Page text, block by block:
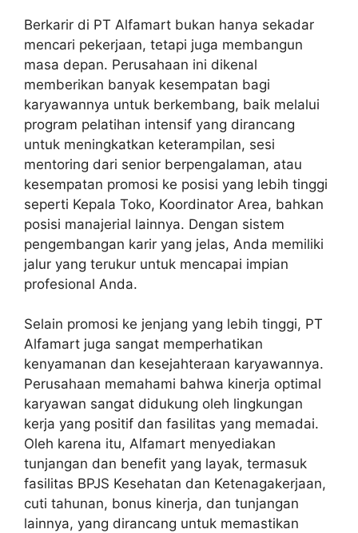
Berkarir di PT Alfamart bukan hanya sekadar
mencari pekerjaan, tetapi juga membangun
masa depan. Perusahaan ini dikenal
memberikan banyak kesempatan bagi
karyawannya untuk berkembang, baik melalui
program pelatihan intensif yang dirancang
untuk meningkatkan keterampilan, sesi
mentoring dari senior berpengalaman, atau
kesempatan promosi ke posisi yang lebih tinggi
seperti Kepala Toko, Koordinator Area, bahkan
posisi manajerial lainnya. Dengan sistem
pengembangan karir yang jelas, Anda memiliki
jalur yang terukur untuk mencapai impian
profesional Anda.
Selain promosi ke jenjang yang lebih tinggi, PT
Alfamart juga sangat memperhatikan
kenyamanan dan kesejahteraan karyawannya.
Perusahaan memahami bahwa kinerja optimal
karyawan sangat didukung oleh lingkungan
kerja yang positif dan fasilitas yang memadai.
Oleh karena itu, Alfamart menyediakan
tunjangan dan benefit yang layak, termasuk
fasilitas BPJS Kesehatan dan Ketenagakerjaan,
cuti tahunan, bonus kinerja, dan tunjangan
lainnya, yang dirancang untuk memastikan